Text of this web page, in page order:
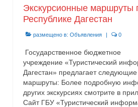
Экскурсионные маршруты
Республике Дагестан
размещено в: Объявления | 0
Государственное бюджетное
учреждение «Туристический
Дагестан» предлагает следующие
маршруты: Более подробную
других экскурсиях смотрите в
Сайт ГБУ «Туристический